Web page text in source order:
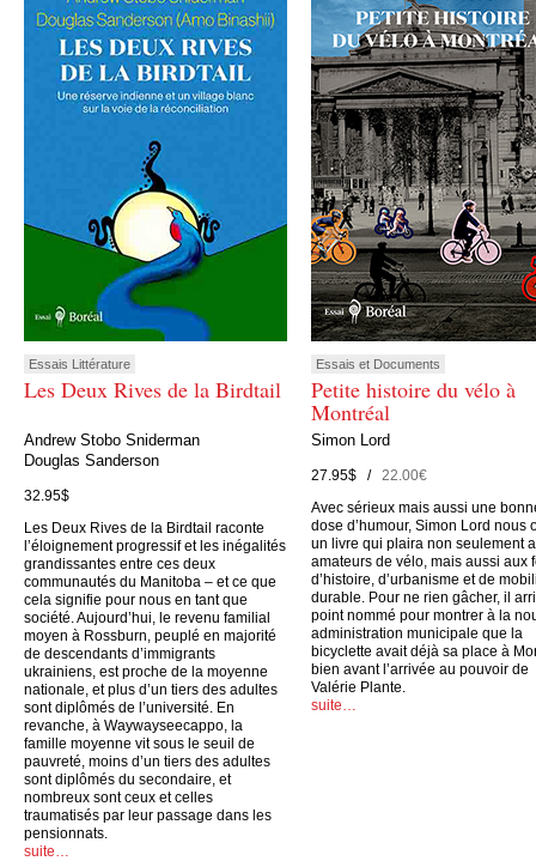
Essais Littérature
Les Deux Rives de la Birdtail
Andrew Stobo Sniderman
Douglas Sanderson
32.95$
Les Deux Rives de la Birdtail raconte
l’éloignement progressif et les inégalités
grandissantes entre ces deux
communautés du Manitoba – et ce que
cela signifie pour nous en tant que
société. Aujourd’hui, le revenu familial
moyen à Rossburn, peuplé en majorité
de descendants d’immigrants
ukrainiens, est proche de la moyenne
nationale, et plus d’un tiers des adultes
sont diplômés de l’université. En
revanche, à Waywayseecappo, la
famille moyenne vit sous le seuil de
pauvreté, moins d’un tiers des adultes
sont diplômés du secondaire, et
nombreux sont ceux et celles
traumatisés par leur passage dans les
pensionnats.
suite…
Essais et Documents
Petite histoire du vélo à
Montréal
Simon Lord
27.95$ /22.00€
Avec sérieux mais aussi une
dose d’humour, Simon Lord nous
un livre qui plaira non seulement
amateurs de vélo, mais aussi aux
d’histoire, d’urbanisme et de
durable. Pour ne rien gâcher, il
point nommé pour montrer à la
administration municipale que la
bicyclette avait déjà sa place à
bien avant l’arrivée au pouvoir de
Valérie Plante.
suite…